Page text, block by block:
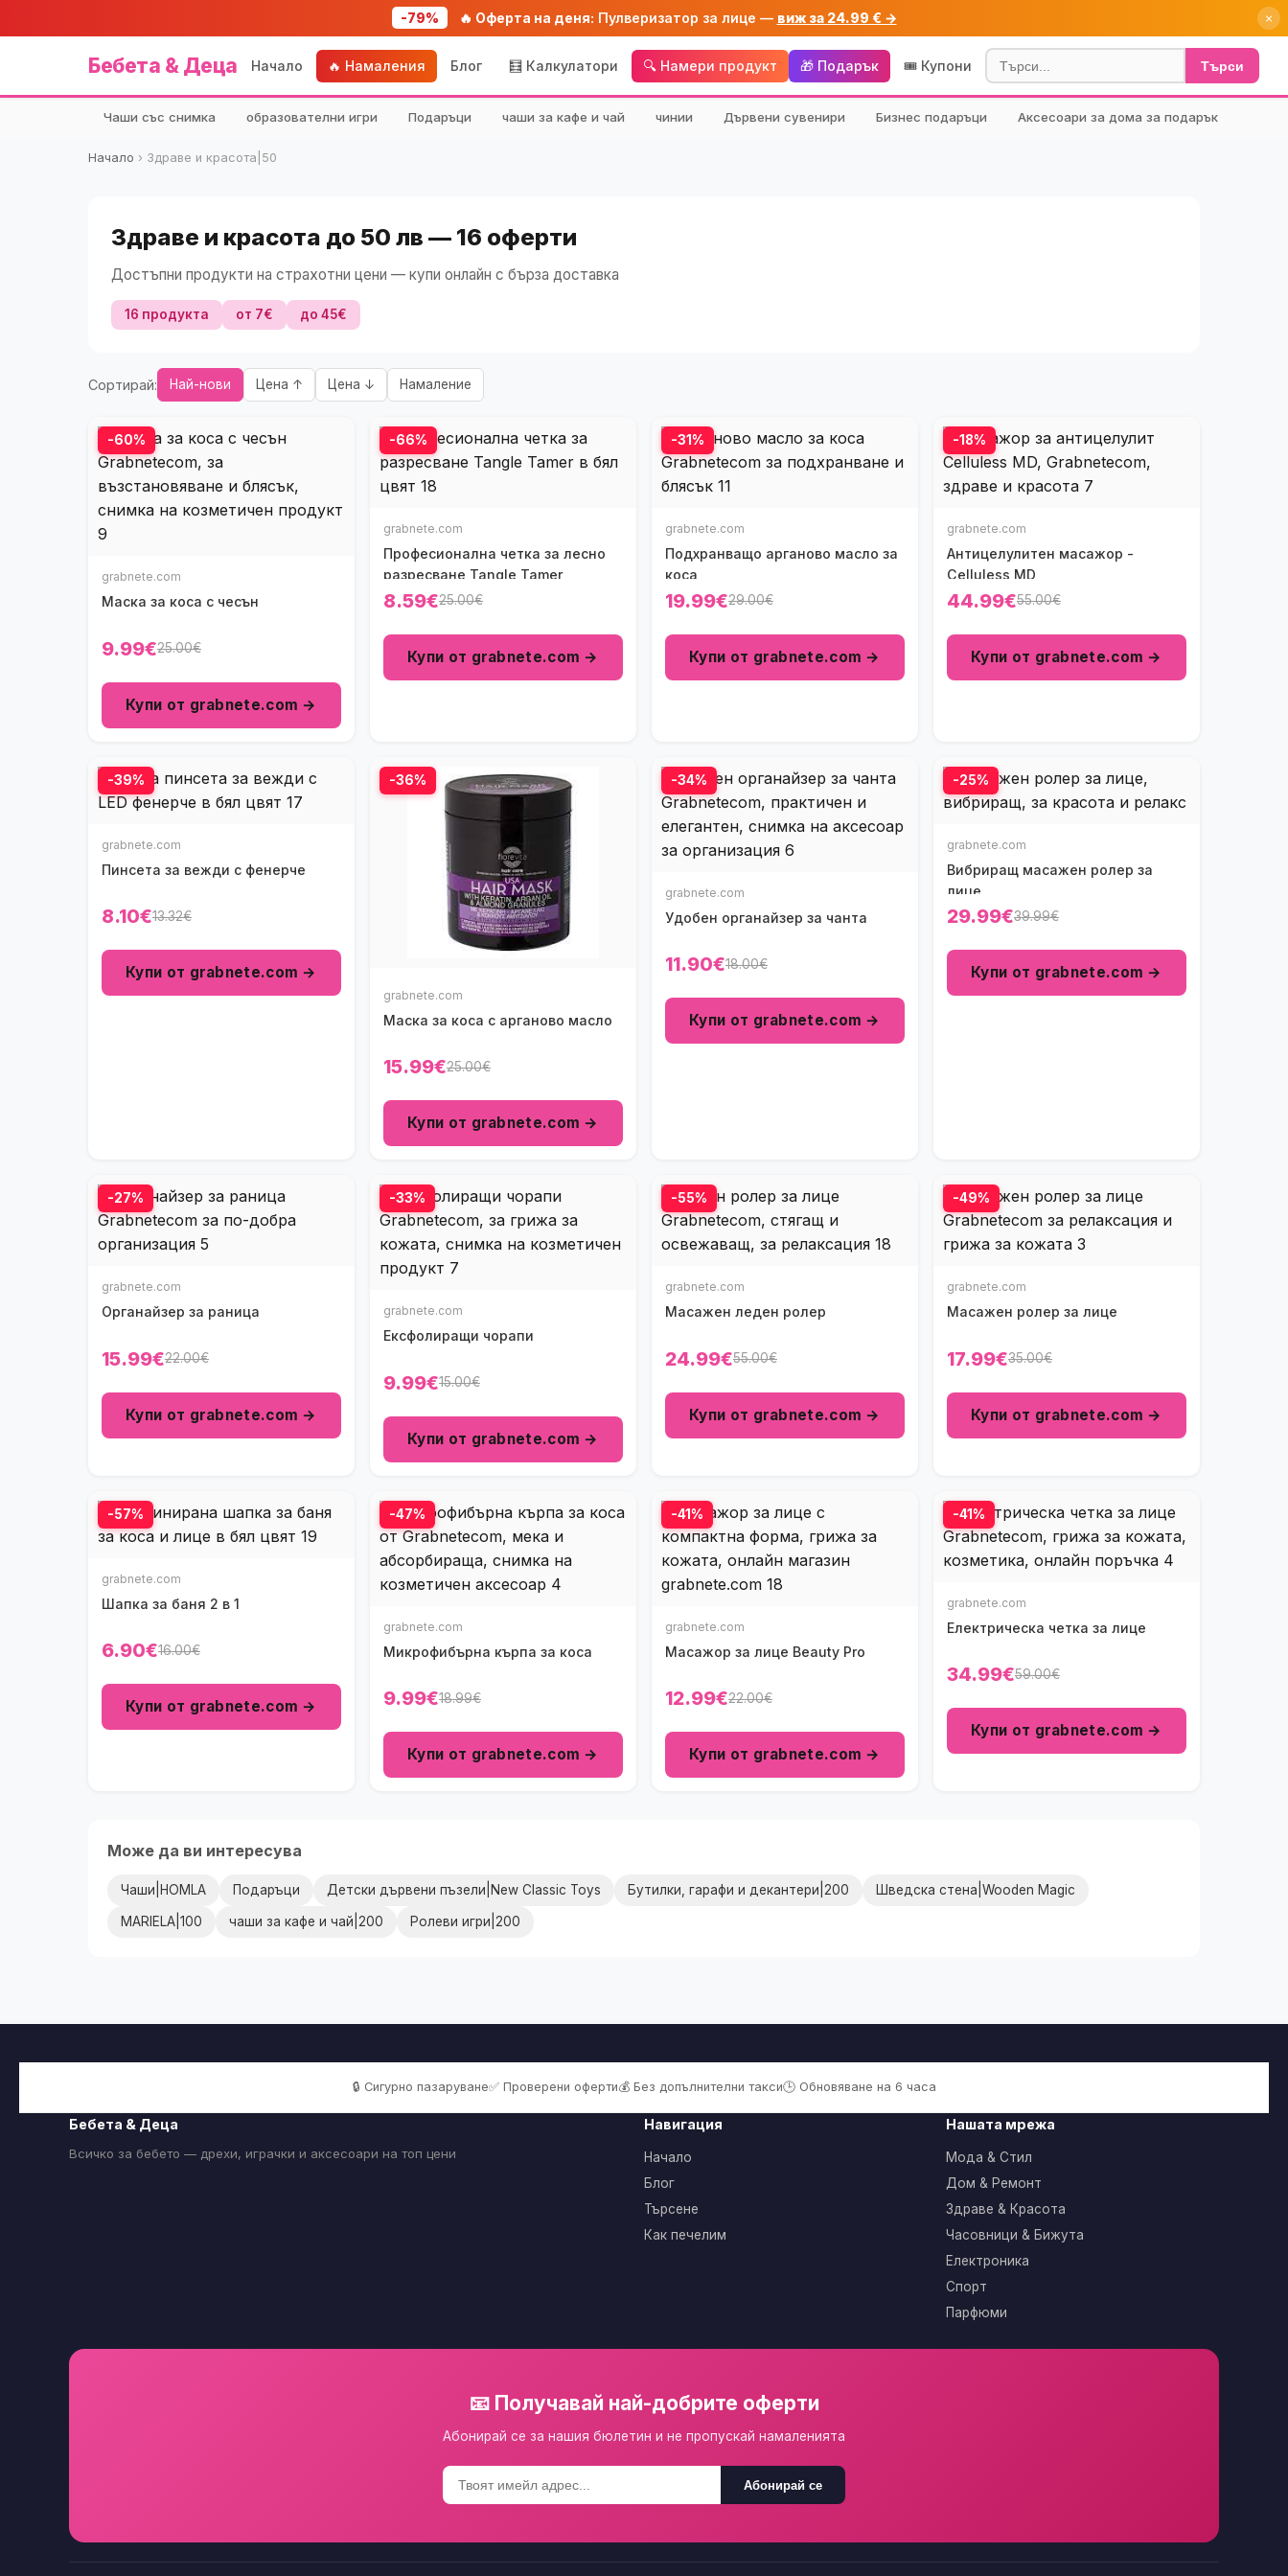
-79% 🔥 Оферта на деня: Пулверизатор за лице — виж за 24.99 € → ×
Бебета & Деца Начало 🔥 Намаления Блог 🧮 Калкулатори 🔍 Намери продукт 🎁 Подарък 🎟️ Купони Търси
Чаши със снимка образователни игри Подаръци чаши за кафе и чай чинии Дървени сувенири Бизнес подаръци Аксесоари за дома за подарък
Начало › Здраве и красота|50
Здраве и красота до 50 лв — 16 оферти
Достъпни продукти на страхотни цени — купи онлайн с бърза доставка
16 продукта от 7€ до 45€
Сортирай: Най-нови Цена ↑ Цена ↓ Намаление
-60%
grabnete.com
Маска за коса с чесън
9.99€25.00€
Купи от grabnete.com →
-66%
grabnete.com
Професионална четка за лесно
разресване Tangle Tamer
8.59€25.00€
Купи от grabnete.com →
-31%
grabnete.com
Подхранващо арганово масло за
коса
19.99€29.00€
Купи от grabnete.com →
-18%
grabnete.com
Антицелулитен масажор -
Celluless MD
44.99€55.00€
Купи от grabnete.com →
-39%
grabnete.com
Пинсета за вежди с фенерче
8.10€13.32€
Купи от grabnete.com →
-36%
grabnete.com
Маска за коса с арганово масло
15.99€25.00€
Купи от grabnete.com →
-34%
grabnete.com
Удобен органайзер за чанта
11.90€18.00€
Купи от grabnete.com →
-25%
grabnete.com
Вибриращ масажен ролер за
лице
29.99€39.99€
Купи от grabnete.com →
-27%
grabnete.com
Органайзер за раница
15.99€22.00€
Купи от grabnete.com →
-33%
grabnete.com
Ексфолиращи чорапи
9.99€15.00€
Купи от grabnete.com →
-55%
grabnete.com
Масажен леден ролер
24.99€55.00€
Купи от grabnete.com →
-49%
grabnete.com
Масажен ролер за лице
17.99€35.00€
Купи от grabnete.com →
-57%
grabnete.com
Шапка за баня 2 в 1
6.90€16.00€
Купи от grabnete.com →
-47%
grabnete.com
Микрофибърна кърпа за коса
9.99€18.99€
Купи от grabnete.com →
-41%
grabnete.com
Масажор за лице Beauty Pro
12.99€22.00€
Купи от grabnete.com →
-41%
grabnete.com
Електрическа четка за лице
34.99€59.00€
Купи от grabnete.com →
Може да ви интересува
Чаши|HOMLA Подаръци Детски дървени пъзели|New Classic Toys Бутилки, гарафи и декантери|200 Шведска стена|Wooden Magic
MARIELA|100 чаши за кафе и чай|200 Ролеви игри|200
🔒 Сигурно пазаруване✅ Проверени оферти💰 Без допълнителни такси🕒 Обновяване на 6 часа
Бебета & Деца
Всичко за бебето — дрехи, играчки и аксесоари на топ цени
Навигация
Начало
Блог
Търсене
Как печелим
Нашата мрежа
Мода & Стил
Дом & Ремонт
Здраве & Красота
Часовници & Бижута
Електроника
Спорт
Парфюми
📧 Получавай най-добрите оферти
Абонирай се за нашия бюлетин и не пропускай намаленията
Абонирай се